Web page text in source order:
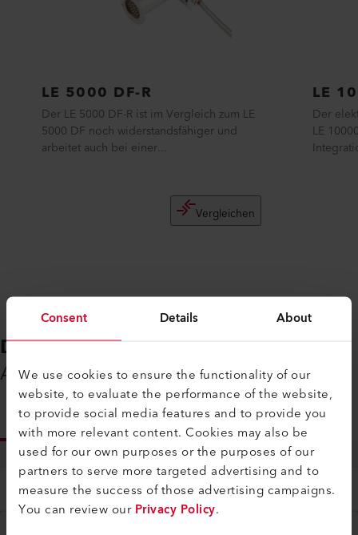
Consent Details About
We use cookies to ensure the functionality of our
website, to evaluate the performance of the website,
to provide social media features and to provide you
with more relevant content. Cookies may also be
used for our own purposes or the purposes of our
partners to serve more targeted advertising and to
measure the success of those advertising campaigns.
You can review ourPrivacy Policy.
LE 5000 DF-R
Der LE 5000 DF-R ist im Vergleich zum LE
5000 DF noch widerstandsfähiger und
arbeitet auch bei einer...
Vergleichen
LE
Der
LE
DOWNLOADS
Alles, was Sie benötigen
INFO
Typ
Alle